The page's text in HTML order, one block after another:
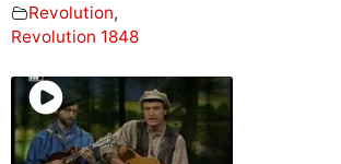
Revolution,
Revolution 1848